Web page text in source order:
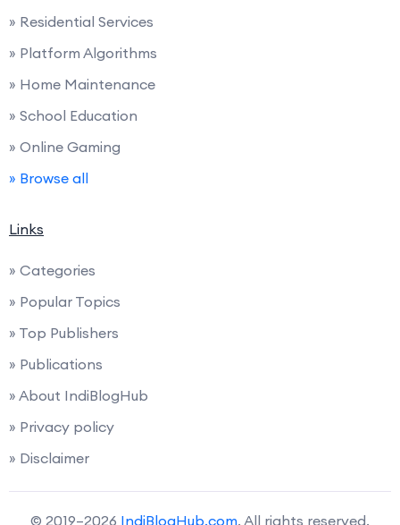
» Residential Services
» Platform Algorithms
» Home Maintenance
» School Education
» Online Gaming
» Browse all
Links
» Categories
» Popular Topics
» Top Publishers
» Publications
» About IndiBlogHub
» Privacy policy
» Disclaimer
© 2019–2026 IndiBlogHub.com. All rights reserved.